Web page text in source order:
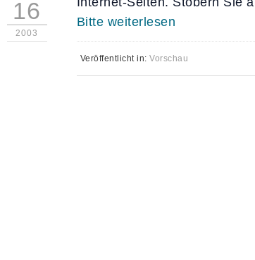
16
2003
Bitte weiterlesen
Veröffentlicht in:Vorschau